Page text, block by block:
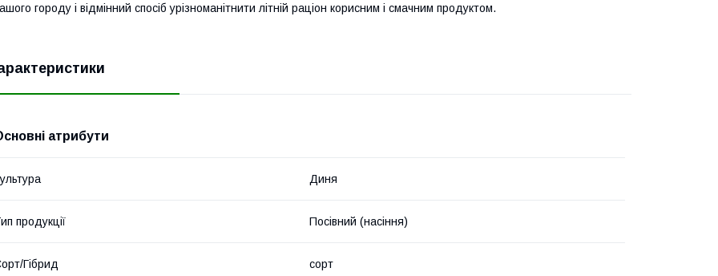
городу і відмінний спосіб урізноманітнити літній раціон корисним і смачним продуктом.
атрибути
Диня
продукції Посівний (насіння)
Гібрид сорт